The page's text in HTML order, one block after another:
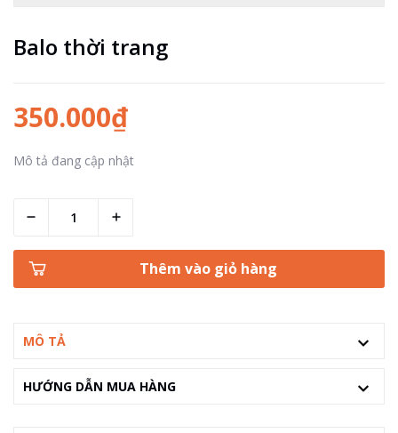
Balo thời trang
350.000₫
Mô tả đang cập nhật
Thêm vào giỏ hàng
MÔ TẢ
HƯỚNG DẪN MUA HÀNG